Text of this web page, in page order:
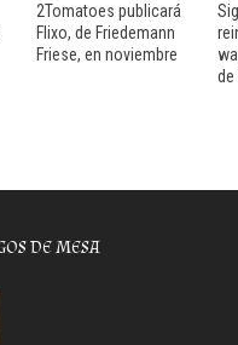
2Tomatoes publicará
Flixo, de Friedemann
Friese, en noviembre
de
DE MESA